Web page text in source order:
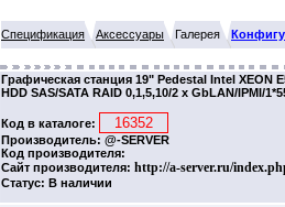
Спецификация Аксессуары Галерея
Графическая станция 19" Pedestal Intel XEON
HDD SAS/SATA RAID 0,1,5,10/2 x GbLAN/IPMI/
Код в каталоге:
Производитель: @-SERVER
Код производителя:
Сайт производителя: http://a-server.ru/
Статус: В наличии